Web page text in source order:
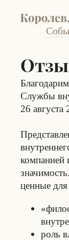
Службы
26 августа
компанией
ценные
роль